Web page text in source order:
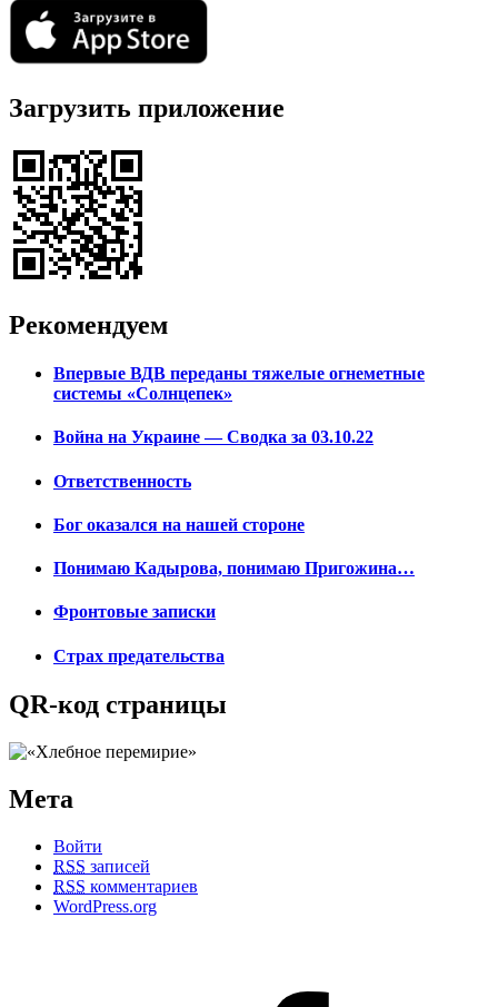
Загрузить приложение
Рекомендуем
Впервые ВДВ переданы тяжелые огнеметные
системы «Солнцепек»
Война на Украине — Сводка за 03.10.22
Ответственность
Бог оказался на нашей стороне
Понимаю Кадырова, понимаю Пригожина…
Фронтовые записки
Страх предательства
QR-код страницы
Мета
Войти
RSS записей
RSS комментариев
WordPress.org